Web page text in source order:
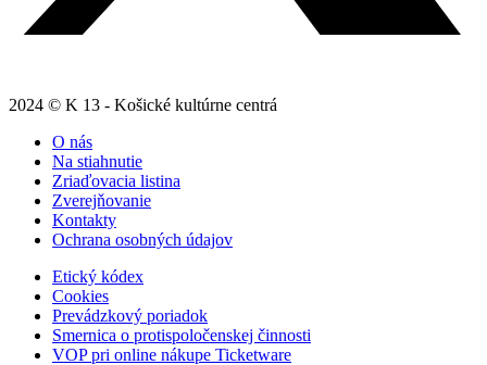
2024 © K 13 - Košické kultúrne centrá
O nás
Na stiahnutie
Zriaďovacia listina
Zverejňovanie
Kontakty
Ochrana osobných údajov
Etický kódex
Cookies
Prevádzkový poriadok
Smernica o protispoločenskej činnosti
VOP pri online nákupe Ticketware